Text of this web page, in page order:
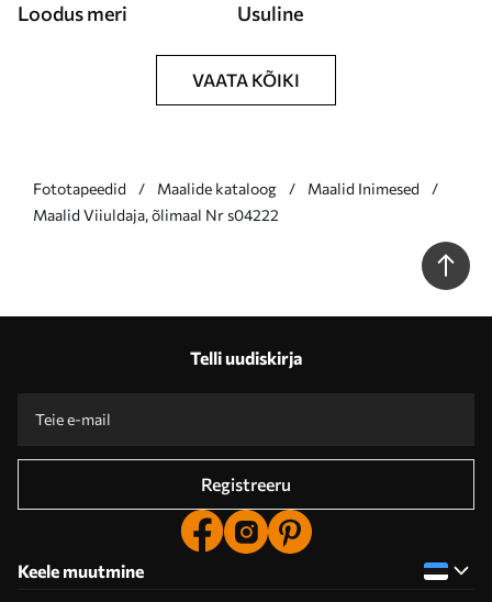
Loodus meri Usuline
VAATA KÕIKI
Fototapeedid Maalide kataloog
Maalid Inimesed
Maalid Viiuldaja, õlimaal Nr s04222
Telli uudiskirja
Registreeru
Keele muutmine